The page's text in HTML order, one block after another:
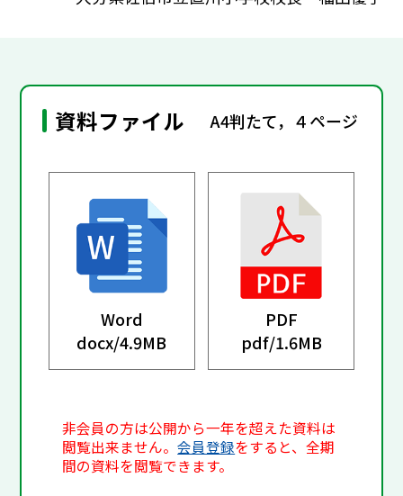
資料ファイル A4判たて，４ページ
Word
docx/4.9MB
PDF
pdf/1.6MB
非会員の方は公開から一年を超えた資料は
閲覧出来ません。会員登録をすると、全期
間の資料を閲覧できます。